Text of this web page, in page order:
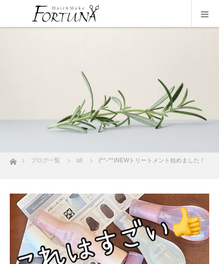
ホームブログ一覧 all (*^-^*)NEWトリートメント始めました！